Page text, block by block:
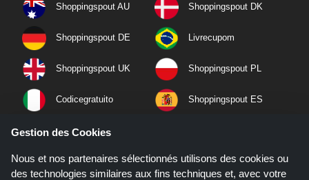
Shoppingspout AU Shoppingspout DK
Shoppingspout DE Livrecupom
Shoppingspout UK Shoppingspout PL
Codicegratuito Shoppingspout ES
Shoppingspout NL
Shoppingspout PT Shoppingspout NO
Gestion des Cookies
Nous et nos partenaires sélectionnés utilisons des cookies ou
des technologies similaires aux fins techniques et, avec votre